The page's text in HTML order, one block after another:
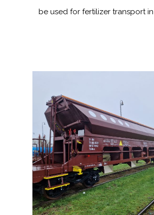
be used for fertilizer transport in